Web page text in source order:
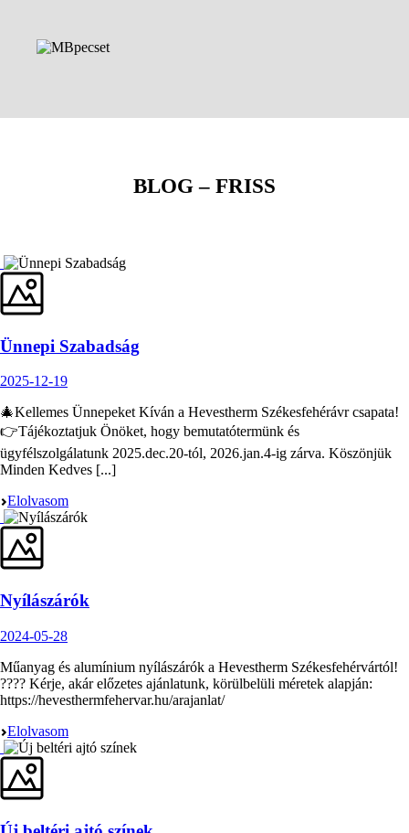
BLOG – FRISS
Ünnepi Szabadság
2025-12-19
🎄Kellemes Ünnepeket Kíván a Hevestherm Székesfehérávr csapata!
👉Tájékoztatjuk Önöket, hogy bemutatótermünk és
ügyfélszolgálatunk 2025.dec.20-tól, 2026.jan.4-ig zárva. Köszönjük
Minden Kedves [...]
Elolvasom
Nyílászárók
2024-05-28
Műanyag és alumínium nyílászárók a Hevestherm Székesfehérvártól!
???? Kérje, akár előzetes ajánlatunk, körülbelüli méretek alapján:
https://hevesthermfehervar.hu/arajanlat/
Elolvasom